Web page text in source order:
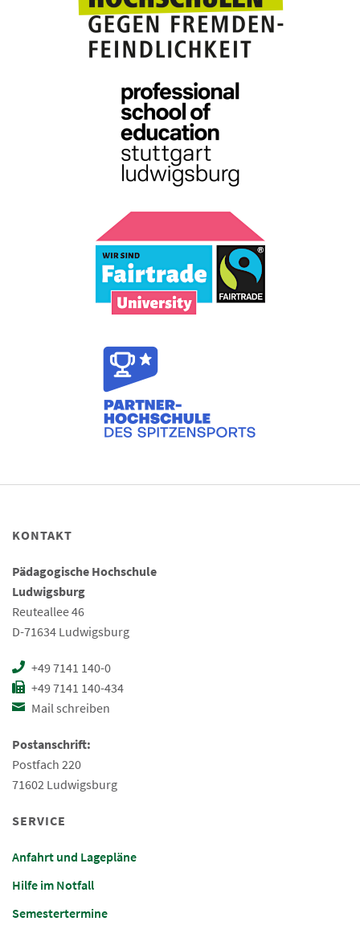
KONTAKT
Pädagogische Hochschule
Ludwigsburg
Reuteallee 46
D-71634 Ludwigsburg
+49 7141 140-0
+49 7141 140-434
Mail schreiben
Postanschrift:
Postfach 220
71602 Ludwigsburg
SERVICE
Anfahrt und Lagepläne
Hilfe im Notfall
Semestertermine